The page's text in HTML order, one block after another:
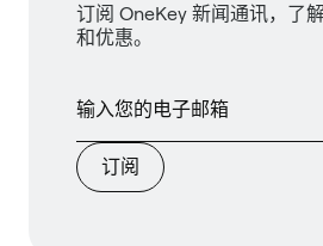
订阅 OneKey 新闻通讯，了
和优惠。
订阅